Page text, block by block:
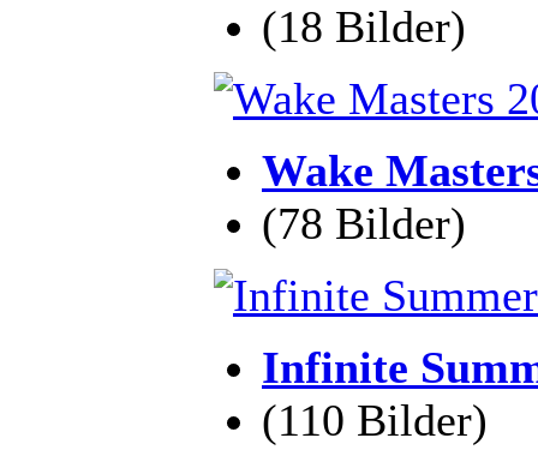
(18 Bilder)
Wake
(78 Bilder)
Infinite
(110 Bilder)